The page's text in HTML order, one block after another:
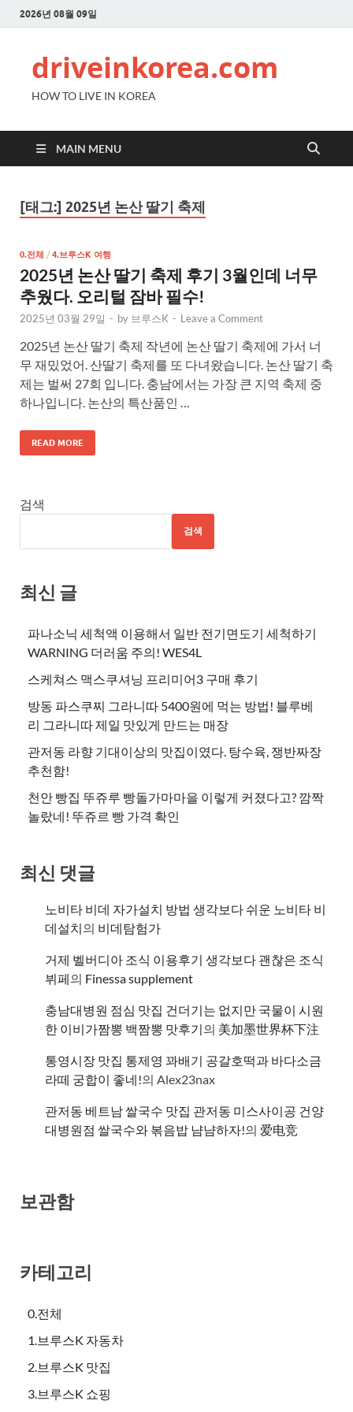
2026년 08월 09일
driveinkorea.com
HOW TO LIVE IN KOREA
MAIN MENU
[태그:] 2025년 논산 딸기 축제
0.전체 / 4.브루스K 여행
2025년 논산 딸기 축제 후기 3월인데 너무
추웠다. 오리털 잠바 필수!
2025년 03월 29일 - by 브루스K - Leave a Comment
2025년 논산 딸기 축제 작년에 논산 딸기 축제에 가서 너
무 재밌었어. 산딸기 축제를 또 다녀왔습니다. 논산 딸기 축
제는 벌써 27회 입니다. 충남에서는 가장 큰 지역 축제 중
하나입니다. 논산의 특산품인 …
READ MORE
검색
검색
최신 글
파나소닉 세척액 이용해서 일반 전기면도기 세척하기
WARNING 더러움 주의! WES4L
스케쳐스 맥스쿠셔닝 프리미어3 구매 후기
방동 파스쿠찌 그라니따 5400원에 먹는 방법! 블루베
리 그라니따 제일 맛있게 만드는 매장
관저동 라향 기대이상의 맛집이였다. 탕수육, 쟁반짜장
추천함!
천안 빵집 뚜쥬루 빵돌가마마을 이렇게 커졌다고? 깜짝
놀랐네! 뚜쥬르 빵 가격 확인
최신 댓글
노비타 비데 자가설치 방법 생각보다 쉬운 노비타 비
데설치의 비데탐험가
거제 벨버디아 조식 이용후기 생각보다 괜찮은 조식
뷔페의 ​Finessa supplement
충남대병원 점심 맛집 건더기는 없지만 국물이 시원
한 이비가짬뽕 백짬뽕 맛후기의 美加墨世界杯下注
통영시장 맛집 통제영 꽈배기 공갈호떡과 바다소금
라떼 궁합이 좋네!의 Alex23nax
관저동 베트남 쌀국수 맛집 관저동 미스사이공 건양
대병원점 쌀국수와 볶음밥 냠냠하자!의 爱电竞
보관함
카테고리
0.전체
1.브루스K 자동차
2.브루스K 맛집
3.브루스K 쇼핑